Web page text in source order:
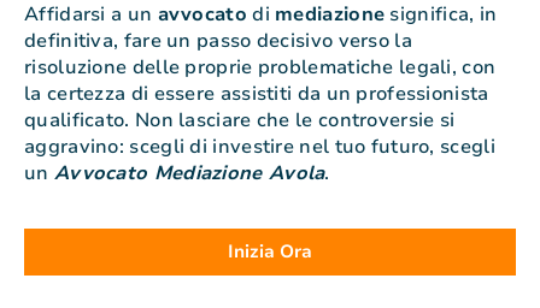
Affidarsi a un avvocato di mediazione significa, in
definitiva, fare un passo decisivo verso la
risoluzione delle proprie problematiche legali, con
la certezza di essere assistiti da un professionista
qualificato. Non lasciare che le controversie si
aggravino: scegli di investire nel tuo futuro, scegli
un Avvocato Mediazione Avola.
Inizia Ora